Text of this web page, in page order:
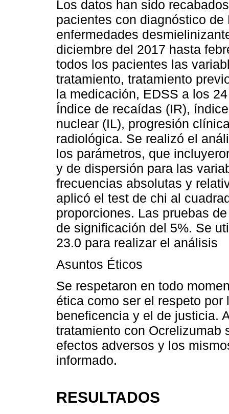
Los datos han sido
pacientes con diagnóstico
enfermedades
diciembre del 2017 hasta
todos los pacientes las
tratamiento, tratamiento
la medicación, EDSS a los
Índice de recaídas (IR),
nuclear (IL), progresión
radiológica. Se realizó el
los parámetros, que
y de dispersión para las
frecuencias absolutas y
aplicó el test de chi al
proporciones. Las pruebas
de significación del 5%. Se
23.0 para realizar el análisis
Asuntos Éticos
Se respetaron en todo
ética como ser el respeto
beneficencia y el de justicia.
tratamiento con Ocrelizumab
efectos adversos y los
informado.
RESULTADOS